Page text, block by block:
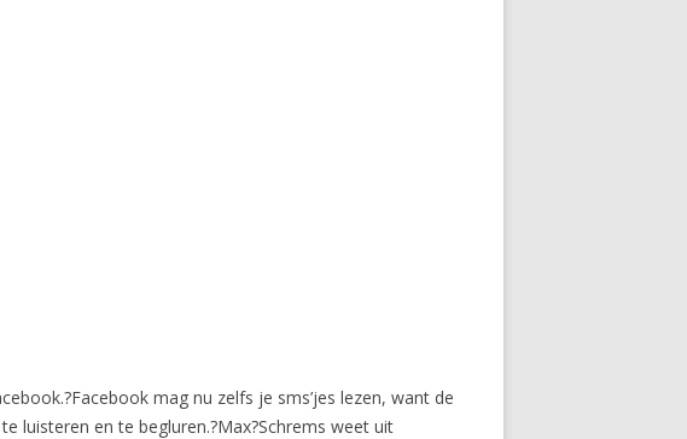
mag nu zelfs je sms’jes lezen, want de
luisteren en te begluren.?Max?Schrems weet uit